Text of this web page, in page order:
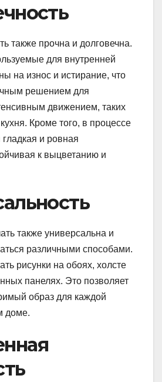
также прочна и долговечна.
для внутренней
на износ и истирание, что
решением для
движением, таких
Кроме того, в процессе
гладкая и ровная
к выцветанию и
также универсальна и
различными способами.
рисунки на обоях, холсте
панелях. Это позволяет
образ для каждой
доме.